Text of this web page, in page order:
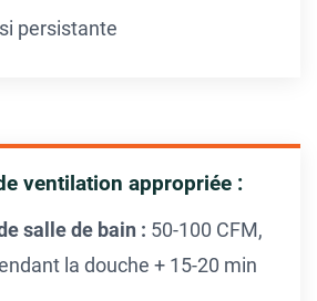
persistante
ventilation appropriée :
salle de bain : 50-100 CFM,
la douche + 15-20 min